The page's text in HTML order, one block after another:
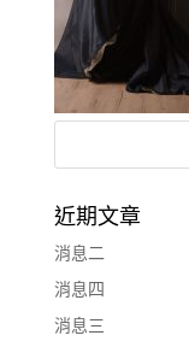
近期文章
消息二
消息四
消息三